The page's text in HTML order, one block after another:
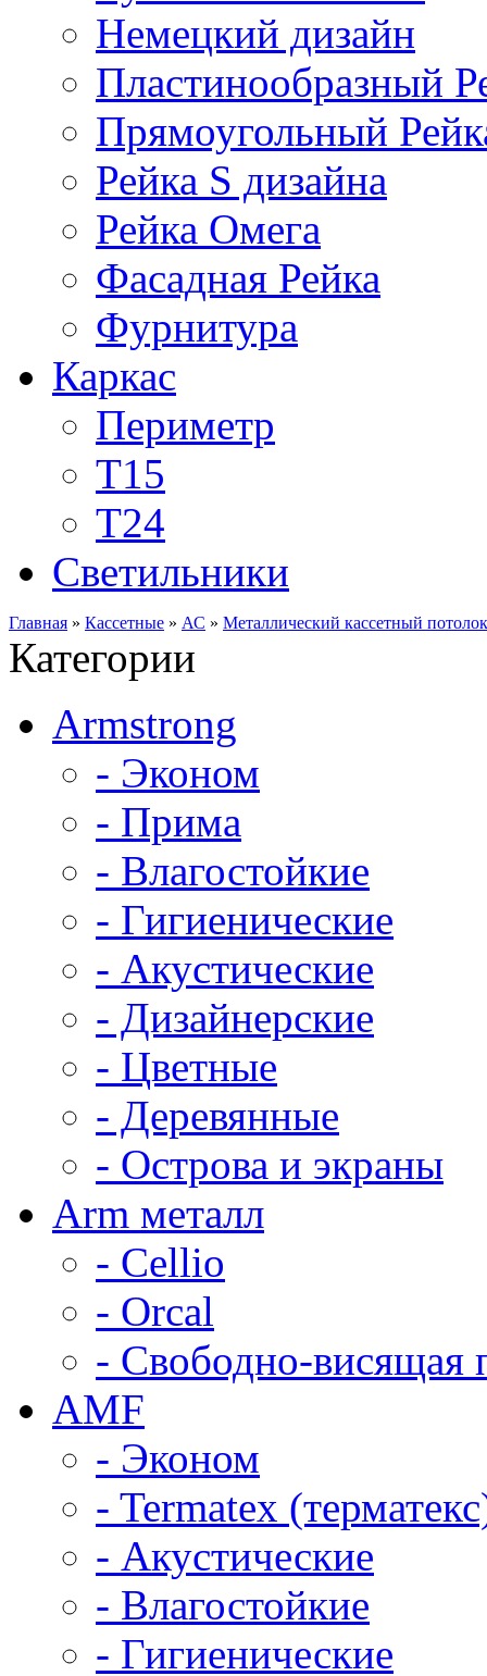
Немецкий дизайн
Пластинообразный
Прямоугольный
Рейка S дизайна
Рейка Омега
Фасадная Рейка
Фурнитура
Каркас
Периметр
Т15
Т24
Светильники
Главная » Кассетные » АС » Металлический кассетный
Категории
Armstrong
- Эконом
- Прима
- Влагостойкие
- Гигиенические
- Акустические
- Дизайнерские
- Цветные
- Деревянные
- Острова и экраны
Arm металл
- Cellio
- Orcal
- Свободно-висящая
AMF
- Эконом
- Termatex
- Акустические
- Влагостойкие
- Гигиенические